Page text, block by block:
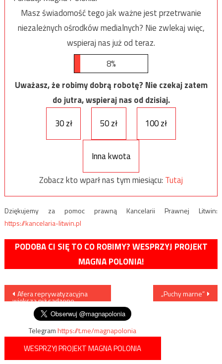
Masz świadomość tego jak ważne jest przetrwanie
niezależnych ośrodków medialnych? Nie zwlekaj więc,
wspieraj nas już od teraz.
8%
Uważasz, że robimy dobrą robotę? Nie czekaj zatem
do jutra, wspieraj nas od dzisiaj.
30 zł
50 zł 100 zł
Inna kwota
Zobacz kto wparł nas tym miesiącu: Tutaj
Dziękujemy za pomoc prawną Kancelarii Prawnej Litwin:
https://kancelaria-litwin.pl
PODOBA CI SIĘ TO CO ROBIMY? WESPRZYJ PROJEKT
MAGNA POLONIA!
Nawigacja
wpisu
Afera reprywatyzacyjna
większa niż sądzono
„Puchy marne”
Telegramhttps://t.me/magnapolonia
WESPRZYJ PROJEKT MAGNA POLONIA